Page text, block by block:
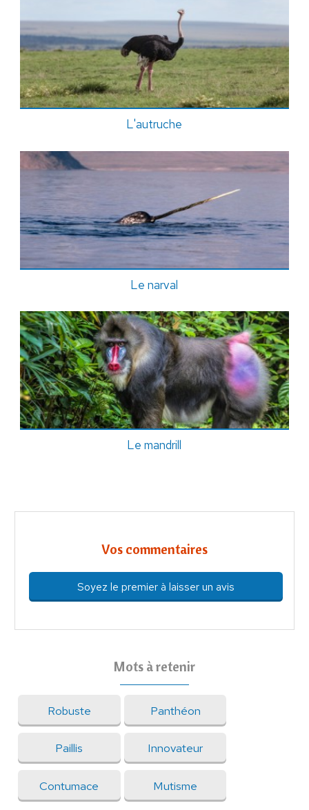
L'autruche
Le narval
Le mandrill
Vos commentaires
Soyez le premier à laisser un avis
Mots à retenir
Robuste Panthéon
Paillis Innovateur
Contumace Mutisme